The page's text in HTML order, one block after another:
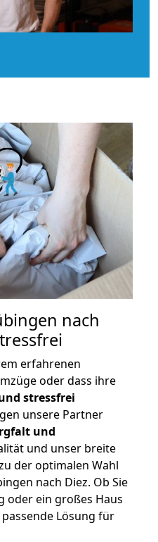
nach
erfahrenen
oder dass ihre
stressfrei
unsere Partner
und
und unser breite
der optimalen Wahl
nach Diez. Ob Sie
oder ein großes Haus
Lösung für